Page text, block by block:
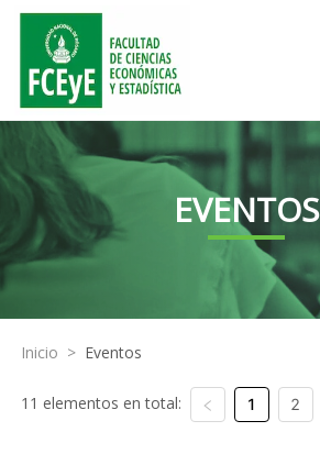
EVENTOS
Inicio > Eventos
11 elementos en total: 1 2